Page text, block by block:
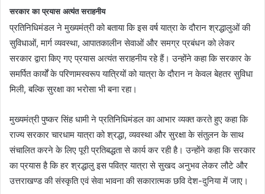
सरकार का प्रयास अत्यंत सराहनीय
प्रतिनिधिमंडल ने मुख्यमंत्री को बताया कि इस वर्ष यात्रा के दौरान श्रद्धालुओं की
सुविधाओं, मार्ग व्यवस्था, आपातकालीन सेवाओं और समग्र प्रबंधन को लेकर
सरकार द्वारा किए गए प्रयास अत्यंत सराहनीय रहे हैं। उन्होंने कहा कि सरकार के
समर्पित कार्यों के परिणामस्वरूप यात्रियों को यात्रा के दौरान न केवल बेहतर सुविधा
मिली, बल्कि सुरक्षा का भरोसा भी बना रहा।
मुख्यमंत्री पुष्कर सिंह धामी ने प्रतिनिधिमंडल का आभार व्यक्त करते हुए कहा कि
राज्य सरकार चारधाम यात्रा को श्रद्धा, व्यवस्था और सुरक्षा के संतुलन के साथ
संचालित करने के लिए पूरी प्रतिबद्धता से कार्य कर रही है। उन्होंने कहा कि सरकार
का प्रयास है कि हर श्रद्धालु इस पवित्र यात्रा से सुखद अनुभव लेकर लौटे और
उत्तराखण्ड की संस्कृति एवं सेवा भावना की सकारात्मक छवि देश-दुनिया में जाए।